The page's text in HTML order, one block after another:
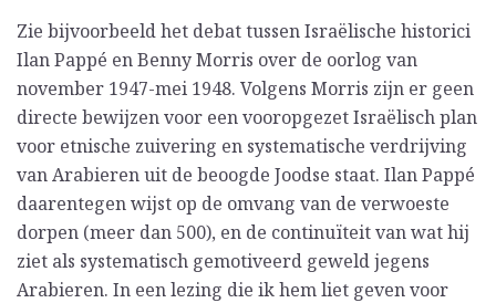
Zie bijvoorbeeld het debat tussen Israëlische historici
Ilan Pappé en Benny Morris over de oorlog van
november 1947-mei 1948. Volgens Morris zijn er geen
directe bewijzen voor een vooropgezet Israëlisch plan
voor etnische zuivering en systematische verdrijving
van Arabieren uit de beoogde Joodse staat. Ilan Pappé
daarentegen wijst op de omvang van de verwoeste
dorpen (meer dan 500), en de continuïteit van wat hij
ziet als systematisch gemotiveerd geweld jegens
Arabieren. In een lezing die ik hem liet geven voor